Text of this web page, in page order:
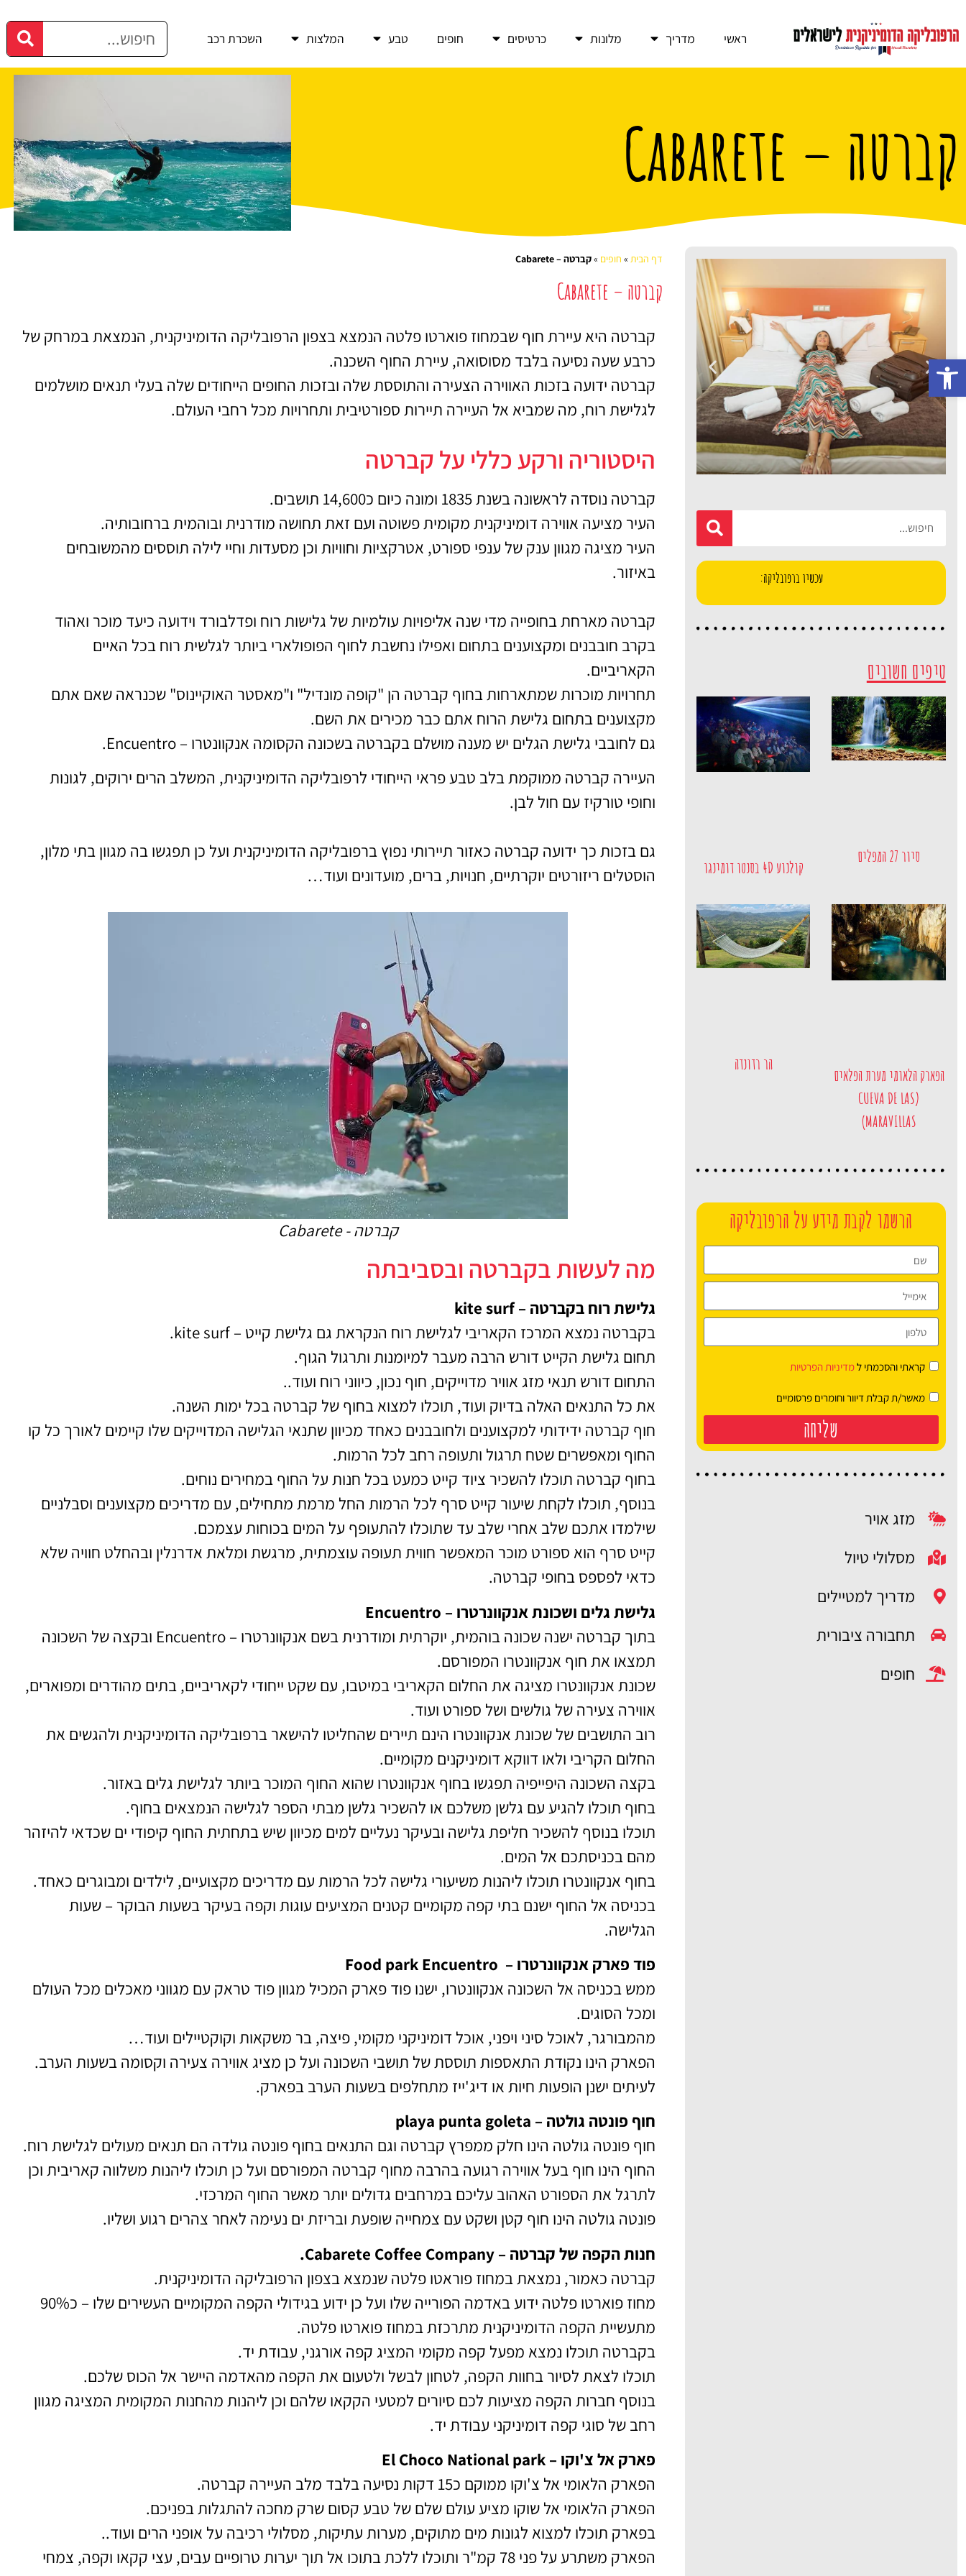
ראשי מדריך מלונות כרטיסים חופים טבע המלצות השכרת רכב
קברטה – Cabarete
לחצו
טיסות
מציאת טיסה
זולה?
פה!
אטרקציות
וסיורים
לחצו פה!
השכרת
רכב
פה!
עכשיו ברפובליקה:
טיפים חשובים
סיור 27 המפלים
קולנוע 4D בסנטו דומינגו
הפארק הלאומי מערת הפלאים
(CUEVA DE LAS
MARAVILLAS)
הר רדונדה
הרשמו לקבת מידע על הרפובליקה
קראתי והסכמתי למדיניות הפרטיות
מאשר/ת קבלת דיוור וחומרים פרסומיים
שליחה
מזג אויר
מסלולי טיול
מדריך למטיילים
תחבורה ציבורית
חופים
דף הבית » חופים »קברטה – Cabarete
קברטה – Cabarete
קברטה היא עיירת חוף שבמחוז פוארטו פלטה הנמצא בצפון הרפובליקה הדומיניקנית, הנמצאת במרחק של
כרבע שעה נסיעה בלבד מסוסואה, עיירת החוף השכנה.
קברטה ידועה בזכות האווירה הצעירה והתוססת שלה ובזכות החופים הייחודים שלה בעלי תנאים מושלמים
לגלישת רוח, מה שמביא אל העיירה תיירות ספורטיבית ותחרויות מכל רחבי העולם.
היסטוריה ורקע כללי על קברטה
קברטה נוסדה לראשונה בשנת 1835 ומונה כיום כ14,600 תושבים.
העיר מציעה אווירה דומיניקנית מקומית פשוטה ועם זאת תחושה מודרנית ובוהמית ברחובותיה.
העיר מציגה מגוון ענק של ענפי ספורט, אטרקציות וחוויות וכן מסעדות וחיי לילה תוססים מהמשובחים
באיזור.
קברטה מארחת בחופייה מדי שנה אליפויות עולמיות של גלישות רוח ופדלבורד וידועה כיעד מוכר ואהוד
בקרב חובבנים ומקצוענים בתחום ואפילו נחשבת לחוף הפופולארי ביותר לגלשית רוח בכל האיים
הקאריביים.
תחרויות מוכרות שמתארחות בחוף קברטה הן "קופה מונדיל" ו"מאסטר האוקיינוס" שכנראה שאם אתם
מקצוענים בתחום גלישת הרוח אתם כבר מכירים את השם.
גם לחובבי גלישת הגלים יש מענה מושלם בקברטה בשכונה הקסומה אנקוונטרו – Encuentro.
העיירה קברטה ממוקמת בלב טבע פראי הייחודי לרפובליקה הדומיניקנית, המשלב הרים ירוקים, לגונות
וחופי טורקיז עם חול לבן.
גם בזכות כך ידועה קברטה כאזור תיירותי נפוץ ברפובליקה הדומיניקנית ועל כן תפגשו בה מגוון בתי מלון,
הוסטלים ריזורטים יוקרתיים, חנויות, ברים, מועדונים ועוד…
קברטה - Cabarete
מה לעשות בקברטה ובסביבתה
גלישת רוח בקברטה – kite surf
בקברטה נמצא המרכז הקאריבי לגלישת רוח הנקראת גם גלישת קייט – kite surf.
תחום גלישת הקייט דורש הרבה מעבר למיומנות ותרגול הגוף.
התחום דורש תנאי מזג אוויר מדוייקים, חוף נכון, כיווני רוח ועוד..
את כל התנאים האלה בדיוק ועוד, תוכלו למצוא בחוף של קברטה בכל ימות השנה.
חוף קברטה ידידותי למקצוענים ולחובבנים כאחד מכיוון שתנאי הגלישה המדוייקים שלו קיימים לאורך כל קו
החוף ומאפשרים שטח תרגול ותעופה רחב לכל הרמות.
בחוף קברטה תוכלו להשכיר ציוד קייט כמעט בכל חנות על החוף במחירים נוחים.
בנוסף, תוכלו לקחת שיעור קייט סרף לכל הרמות החל מרמת מתחילים, עם מדריכים מקצוענים וסבלניים
שילמדו אתכם שלב אחרי שלב עד שתוכלו להתעופף על המים בכוחות עצמכם.
קייט סרף הוא ספורט מוכר המאפשר חווית תעופה עוצמתית, מרגשת ומלאת אדרנלין ובהחלט חוויה שלא
כדאי לפספס בחופי קברטה.
גלישת גלים ושכונת אנקוונרטרו – Encuentro
בתוך קברטה ישנה שכונה בוהמית, יוקרתית ומודרנית בשם אנקוונרטרו – Encuentro ובקצה של השכונה
תמצאו את חוף אנקוונטרו המפורסם.
שכונת אנקוונטרו מציגה את החלום הקאריבי במיטבו, עם שקט ייחודי לקאריביים, בתים מהודרים ומפוארים,
אווירה צעירה של גולשים ושל ספורט ועוד.
רוב התושבים של שכונת אנקוונטרו הינם תיירים שהחליטו להישאר ברפובליקה הדומיניקנית ולהגשים את
החלום הקריבי ולאו דווקא דומיניקנים מקומיים.
בקצה השכונה היפייפיה תפגשו בחוף אנקוונטרו שהוא החוף המוכר ביותר לגלישת גלים באזור.
בחוף תוכלו להגיע עם גלשן משלכם או להשכיר גלשן מבתי הספר לגלישה הנמצאים בחוף.
תוכלו בנוסף להשכיר חליפת גלישה ובעיקר נעליים למים מכיוון שיש בתחתית החוף קיפודי ים שכדאי להיזהר
מהם בכניסתכם אל המים.
בחוף אנקוונטרו תוכלו ליהנות משיעורי גלישה לכל הרמות עם מדריכים מקצועיים, לילדים ומבוגרים כאחד.
בכניסה אל החוף ישנם בתי קפה מקומיים קטנים המציעים עוגות וקפה בעיקר בשעות הבוקר – שעות
הגלישה.
פוד פארק אנקוונרטרו – Food park Encuentro
ממש בכניסה אל השכונה אנקוונטרו, ישנו פוד פארק המכיל מגוון פוד טראק עם מגווני מאכלים מכל העולם
ומכל הסוגים.
מהמבורגר, לאוכל סיני ויפני, אוכל דומיניקני מקומי, פיצה, בר משקאות וקוקטיילים ועוד…
הפארק הינו נקודת התאספות תוססת של תושבי השכונה ועל כן מציג אווירה צעירה וקסומה בשעות הערב.
לעיתים ישנן הופעות חיות או דיג'ייז מתחלפים בשעות הערב בפארק.
חוף פונטה גולטה – playa punta goleta
חוף פונטה גולטה הינו חלק ממפרץ קברטה וגם התנאים בחוף פונטה גולדה הם תנאים מעולים לגלישת רוח.
החוף הינו חוף בעל אווירה רגועה בהרבה מחוף קברטה המפורסם ועל כן תוכלו ליהנות משלווה קאריבית וכן
לתרגל את הספורט האהוב עליכם במרחבים גדולים יותר מאשר החוף המרכזי.
פונטה גולטה הינו חוף קטן ושקט עם צמחייה שופעת ובריזת ים נעימה לאחר צהרים רגוע ושליו.
חנות הקפה של קברטה – Cabarete Coffee Company.
קברטה כאמור, נמצאת במחוז פוראטו פלטה שנמצא בצפון הרפובליקה הדומיניקנית.
מחוז פוארטו פלטה ידוע באדמה הפורייה שלו ועל כן ידוע בגידולי הקפה המקומיים העשירים שלו – כ90%
מתעשיית הקפה הדומיניקנית מתרכזת במחוז פוארטו פלטה.
בקברטה תוכלו נמצא מפעל קפה מקומי המציג קפה אורגני, עבודת יד.
תוכלו לצאת לסיור בחוות הקפה, לטחון לבשל ולטעום את הקפה מהאדמה היישר אל הכוס שלכם.
בנוסף חברות הקפה מציעות לכם סיורים למטעי הקקאו שלהם וכן ליהנות מהחנות המקומית המציגה מגוון
רחב של סוגי קפה דומיניקני עבודת יד.
פארק אל צ'וקו – El Choco National park
הפארק הלאומי אל צ'וקו ממוקם כ15 דקות נסיעה בלבד מלב העיירה קברטה.
הפארק הלאומי אל שוקו מציע עולם שלם של טבע קסום שרק מחכה להתגלות בפניכם.
בפארק תוכלו למצוא לגונות מים מתוקים, מערות עתיקות, מסלולי רכיבה על אופני הרים ועוד..
הפארק משתרע על פני 78 קמ"ר ותוכלו ללכת בתוכו אל תוך יערות טרופיים עבים, עצי קקאו וקפה, צמחי
פתח סרגל נגישות